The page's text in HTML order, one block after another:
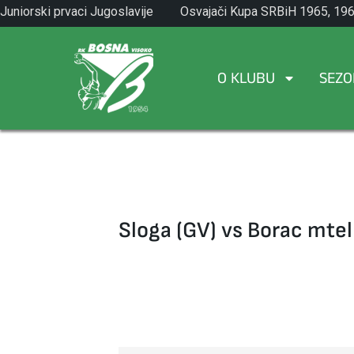
Skip
to
Juniorski prvaci Jugoslavije
1971.
Osvajači Kupa SRBiH 1965,
1982.
O KLUBU
Sloga (GV) vs Borac mtel